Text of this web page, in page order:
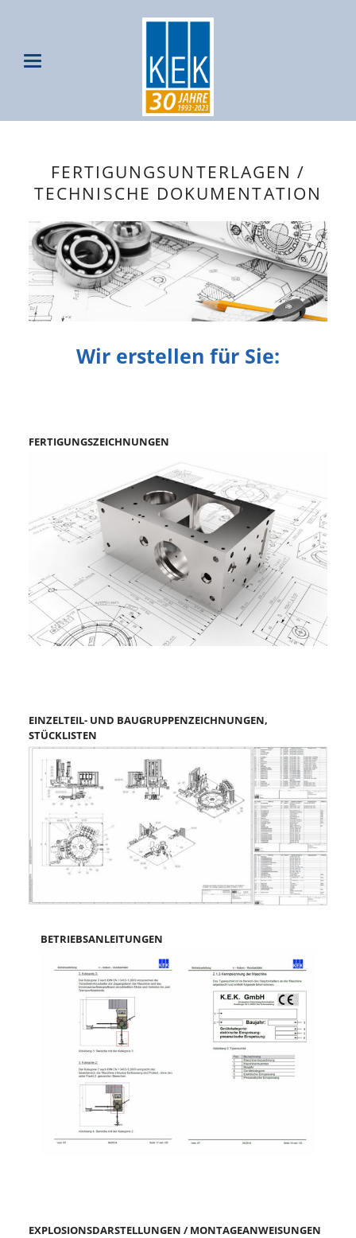
FERTIGUNGSUNTERLAGEN /
TECHNISCHE DOKUMENTATION
Wir erstellen für Sie:
FERTIGUNGSZEICHNUNGEN
EINZELTEIL- UND BAUGRUPPENZEICHNUNGEN,
STÜCKLISTEN
BETRIEBSANLEITUNGEN
EXPLOSIONSDARSTELLUNGEN / MONTAGEANWEISUNGEN